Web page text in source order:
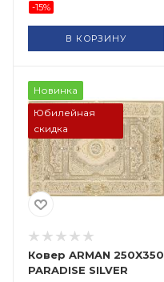
-15%
В КОРЗИНУ
Новинка
Юбилейная
скидка
Ковер ARMAN 250X350
PARADISE SILVER